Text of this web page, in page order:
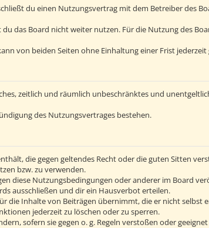
du einen Nutzungsvertrag mit dem Betreiber des
das Board nicht weiter nutzen. Für die Nutzung des
von beiden Seiten ohne Einhaltung einer Frist
zeitlich und räumlich unbeschränktes und
des Nutzungsvertrages bestehen.
die gegen geltendes Recht oder die guten Sitten
bzw. zu verwenden.
diese Nutzungsbedingungen oder anderer im Board
ausschließen und dir ein Hausverbot erteilen.
die Inhalte von Beiträgen übernimmt, die er nicht
jederzeit zu löschen oder zu sperren.
sofern sie gegen o. g. Regeln verstoßen oder